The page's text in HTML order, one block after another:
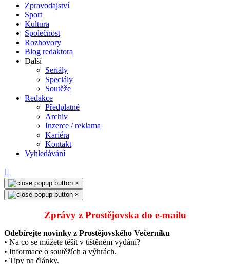
Zpravodajství
Sport
Kultura
Společnost
Rozhovory
Blog redaktora
Další
Seriály
Speciály
Soutěže
Redakce
Předplatné
Archiv
Inzerce / reklama
Kariéra
Kontakt
Vyhledávání
×
×
Zprávy z Prostějovska do e‑mailu
Odebírejte novinky z Prostějovského Večerníku
• Na co se můžete těšit v tištěném vydání?
• Informace o soutěžích a výhrách.
• Tipy na články.